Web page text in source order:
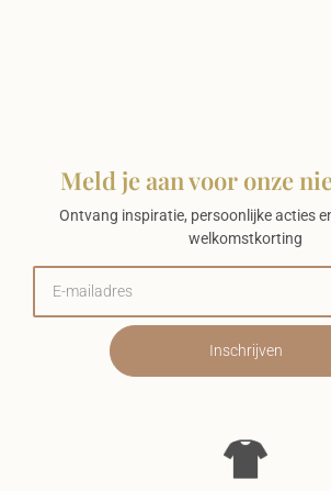
Meld je aan voor onze
Ontvang inspiratie, persoonlijke acties
welkomstkorting
Inschrijven